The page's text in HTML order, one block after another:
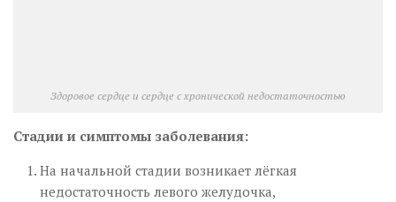
Здоровое сердце и сердце с хронической недостаточностью
Стадии и симптомы заболевания:
На начальной стадии возникает лёгкая
недостаточность левого желудочка,